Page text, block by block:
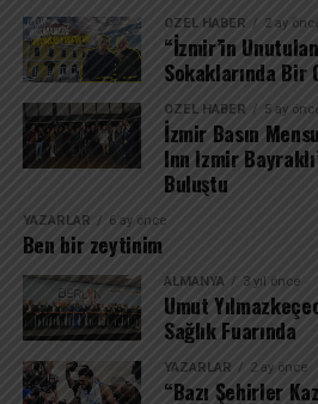
ÖZEL HABER 2 ay
“İzmir’in
Sokaklarında Bir
ÖZEL HABER 5 ay
İzmir Basın
Inn Izmir
Buluştu
YAZARLAR 6 ay önce
Ben bir zeytinim
ALMANYA 3 yıl önce
Umut
Sağlık Fuarında
YAZARLAR 2 ay önce
“Bazı Şehirler